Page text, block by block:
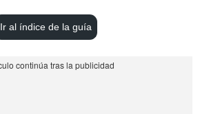
Ir al índice de la guía